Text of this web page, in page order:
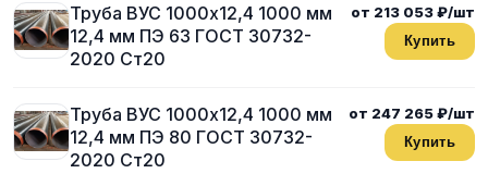
Труба ВУС 1000х12,4 1000 мм
12,4 мм ПЭ 63 ГОСТ 30732-
2020 Ст20
от 213 053 ₽/шт
Купить
Труба ВУС 1000х12,4 1000 мм
12,4 мм ПЭ 80 ГОСТ 30732-
2020 Ст20
от 247 265 ₽/шт
Купить